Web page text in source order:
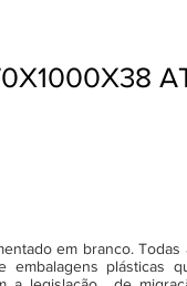
em branco.
plásticas